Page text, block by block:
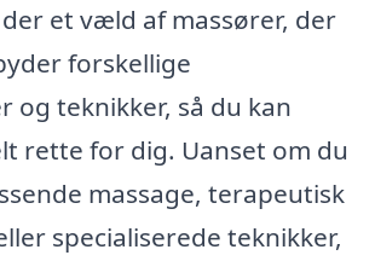
et væld af massører, der
forskellige
og teknikker, så du kan
rette for dig. Uanset om du
massage, terapeutisk
specialiserede teknikker,